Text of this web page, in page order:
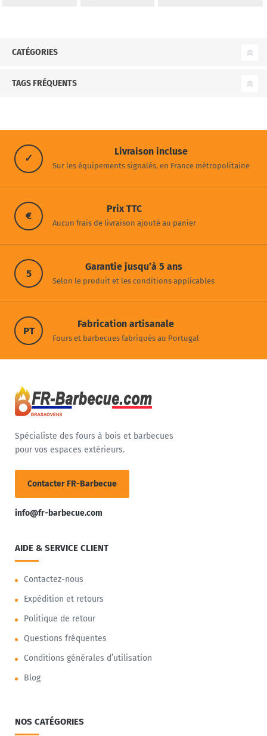
CATÉGORIES
TAGS FRÉQUENTS
✓
Livraison incluse
Sur les équipements signalés, en France métropolitaine
€
Prix TTC
Aucun frais de livraison ajouté au panier
5
Garantie jusqu’à 5 ans
Selon le produit et les conditions applicables
PT
Fabrication artisanale
Fours et barbecues fabriqués au Portugal
Spécialiste des fours à bois et barbecues
pour vos espaces extérieurs.
Contacter FR-Barbecue
info@fr-barbecue.com
AIDE & SERVICE CLIENT
Contactez-nous
Expédition et retours
Politique de retour
Questions fréquentes
Conditions générales d’utilisation
Blog
NOS CATÉGORIES